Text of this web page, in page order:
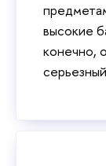
высокие
конечно,